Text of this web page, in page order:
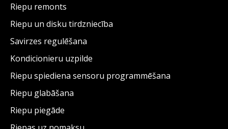
Riepu remonts
Riepu un disku tirdzniecība
Savirzes regulēšana
Kondicionieru uzpilde
Riepu spiediena sensoru programmēšana
Riepu glabāšana
Riepu piegāde